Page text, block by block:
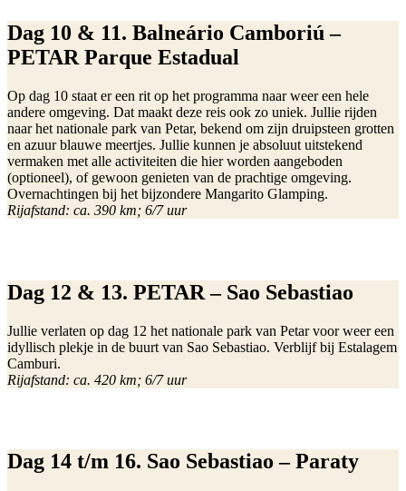
Dag 10 & 11. Balneário Camboriú –
PETAR Parque Estadual
Op dag 10 staat er een rit op het programma naar weer een hele
andere omgeving. Dat maakt deze reis ook zo uniek. Jullie rijden
naar het nationale park van Petar, bekend om zijn druipsteen grotten
en azuur blauwe meertjes. Jullie kunnen je absoluut uitstekend
vermaken met alle activiteiten die hier worden aangeboden
(optioneel), of gewoon genieten van de prachtige omgeving.
Overnachtingen bij het bijzondere Mangarito Glamping.
Rijafstand: ca. 390 km; 6/7 uur
Dag 12 & 13. PETAR – Sao Sebastiao
Jullie verlaten op dag 12 het nationale park van Petar voor weer een
idyllisch plekje in de buurt van Sao Sebastiao. Verblijf bij Estalagem
Camburi.
Rijafstand: ca. 420 km; 6/7 uur
Dag 14 t/m 16. Sao Sebastiao – Paraty